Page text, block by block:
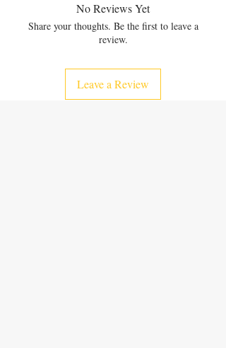
من تأليف بنت سعد
For all ages, to read alone 8+,
No Reviews Yet
Share your thoughts. Be the first to leave a
review.
Leave a Review